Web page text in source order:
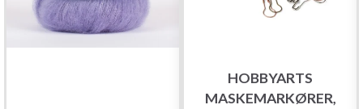
HOBBYARTS
MASKEMARKØRER,